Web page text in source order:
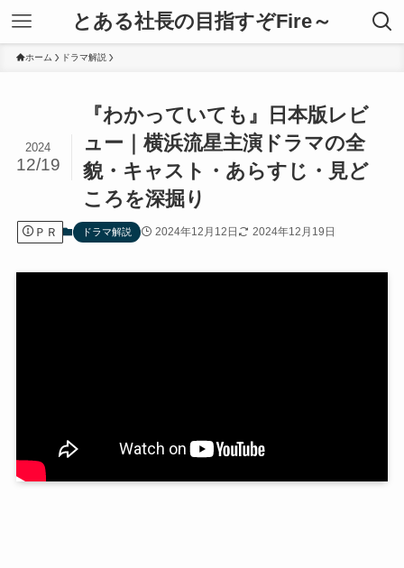
とある社長の目指すぞFire～
ホーム ドラマ解説
『わかっていても』日本版レビ
ュー｜横浜流星主演ドラマの全
貌・キャスト・あらすじ・見ど
ころを深掘り
2024
12/19
ＰＲ ドラマ解説 2024年12月12日 2024年12月19日